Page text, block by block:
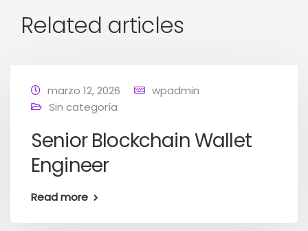
Related articles
marzo 12, 2026
wpadmin
Sin categoría
Senior Blockchain Wallet
Engineer
Read more